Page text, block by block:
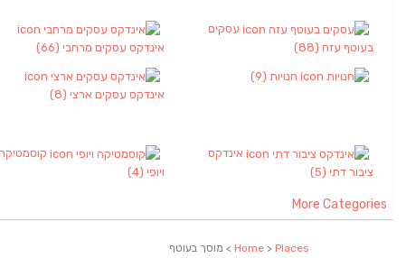
עסקים
בעוטף עזה (88) אינדקס עסקים מרחבי (66)
חנויות (9)
אינדקס עסקים ארצי (8)
אינדקס
ציבור דתי (5)
ויופי (4)
More Categories
Home > Places > מוסך בעוטף